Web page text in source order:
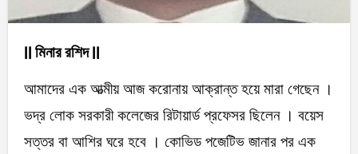
|| মিনার রশিদ ||
আমাদের এক আত্মীয় আজ করোনায় আক্রান্ত হয়ে মারা গেছেন ।
ভদ্র লোক সরকারী কলেজের রিটায়ার্ড প্রফেসর ছিলেন । বয়েস
সত্তর বা আশির ঘরে হবে । কোভিড পজেটিভ জানার পর এক